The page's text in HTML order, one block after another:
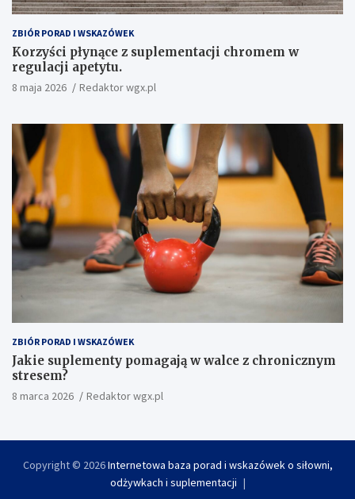
ZBIÓR PORAD I WSKAZÓWEK
Korzyści płynące z suplementacji chromem w
regulacji apetytu.
8 maja 2026 Redaktor wgx.pl
ZBIÓR PORAD I WSKAZÓWEK
Jakie suplementy pomagają w walce z chronicznym
stresem?
8 marca 2026 Redaktor wgx.pl
Copyright © 2026Internetowa baza porad i wskazówek o siłowni,
odżywkach i suplementacji